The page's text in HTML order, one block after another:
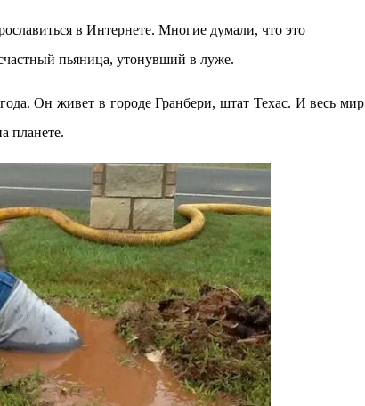
в Интернете. Многие думали, что это
пьяница, утонувший в луже.
Он живет в городе Гранбери, штат Техас. И весь мир
планете.